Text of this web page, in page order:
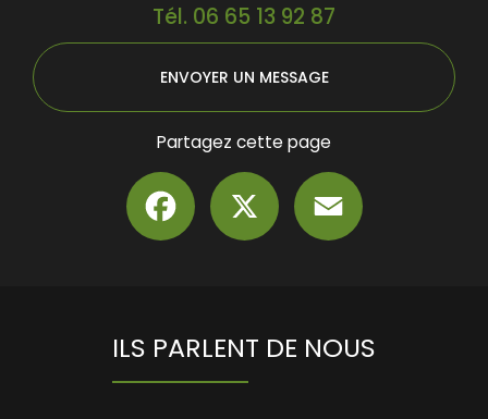
Tél. 06 65 13 92 87
ENVOYER UN MESSAGE
Partagez cette page
Facebook
ILS PARLENT DE NOUS